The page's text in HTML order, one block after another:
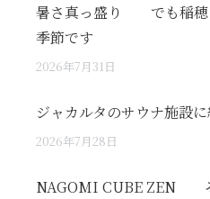
暑さ真っ盛り でも稲穂
季節です
2026年7月31日
ジャカルタのサウナ施設
2026年7月28日
NAGOMI CUBE ZEN